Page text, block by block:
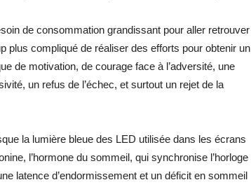
de consommation grandissant pour aller retrouver
plus compliqué de réaliser des efforts pour obtenir un
de motivation, de courage face à l’adversité, une
un refus de l’échec, et surtout un rejet de la
la lumière bleue des LED utilisée dans les écrans
l’hormone du sommeil, qui synchronise l’horloge
latence d’endormissement et un déficit en sommeil